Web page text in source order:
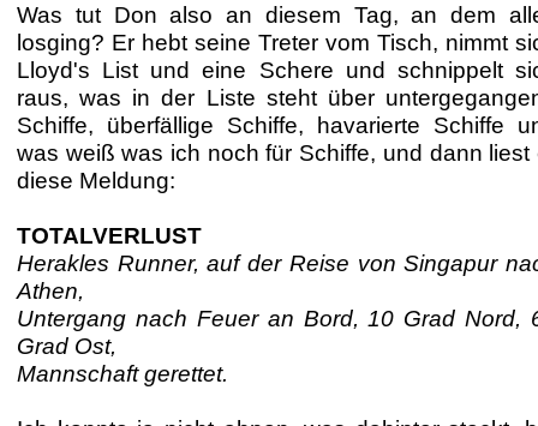
Was tut Don also an diesem Tag, an dem
losging? Er hebt seine Treter vom Tisch, nimmt
Lloyd's List und eine Schere und schnippelt
raus, was in der Liste steht über
Schiffe, überfällige Schiffe, havarierte Schiffe
was weiß was ich noch für Schiffe, und dann liest
diese Meldung:
TOTALVERLUST
Herakles Runner, auf der Reise von Singapur
Athen,
Untergang nach Feuer an Bord, 10 Grad Nord,
Grad Ost,
Mannschaft gerettet.